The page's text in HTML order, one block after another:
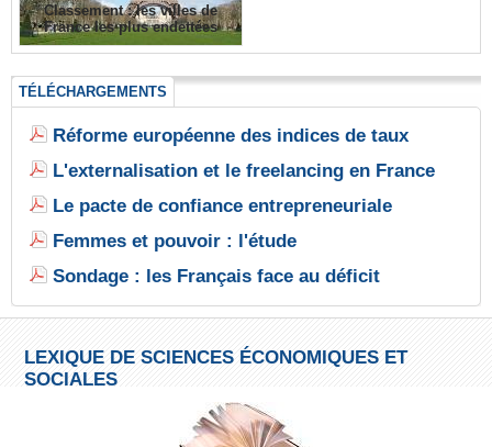
Classement : les villes de
France les plus endettées
TÉLÉCHARGEMENTS
Réforme européenne des indices de taux
L'externalisation et le freelancing en France
Le pacte de confiance entrepreneuriale
Femmes et pouvoir : l'étude
Sondage : les Français face au déficit
LEXIQUE DE SCIENCES ÉCONOMIQUES ET
SOCIALES